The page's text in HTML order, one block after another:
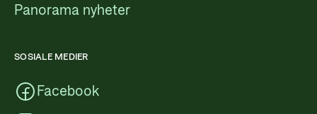
Panorama nyheter
SOSIALE MEDIER
Facebook